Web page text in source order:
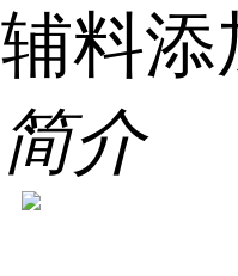
辅料添
简介